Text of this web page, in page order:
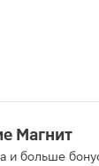
Магнит
и больше